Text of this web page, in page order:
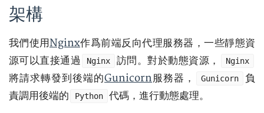
架構
我們使用Nginx作爲前端反向代理服務器，一些靜態資
源可以直接通過
Nginx 訪問。對於動態資源， Nginx
將請求轉發到後端的Gunicorn服務器， Gunicorn
負
責調用後端的
Python 代碼，進行動態處理。